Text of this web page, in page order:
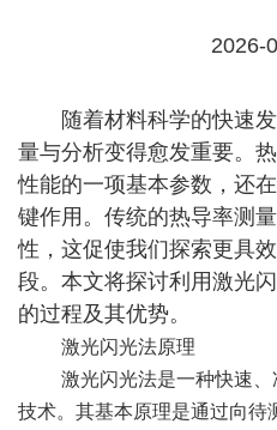
2026-
随着材料科学的快速
量与分析变得愈发重要。
性能的一项基本参数，还
键作用。传统的热导率测
性，这促使我们探索更具
段。本文将探讨利用激光
的过程及其优势。
激光闪光法原理
激光闪光法是一种快速
技术。其基本原理是通过向待